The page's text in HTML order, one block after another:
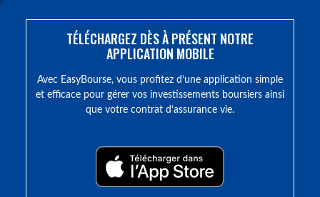
TÉLÉCHARGEZ DÈS À PRÉSENT NOTRE
APPLICATION MOBILE
Avec EasyBourse, vous profitez d’une application simple
et efficace pour gérer vos investissements boursiers ainsi
que votre contrat d’assurance vie.